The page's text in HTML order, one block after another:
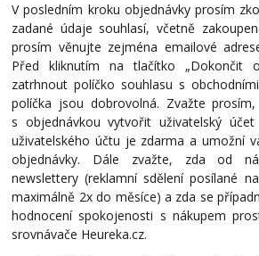
V posledním kroku objednávky prosím
zadané údaje souhlasí, včetně
prosím věnujte zejména emailové
Před kliknutím na tlačítko „Dokončit
zatrhnout políčko souhlasu s
políčka jsou dobrovolná. Zvažte
s objednávkou vytvořit uživatelský účet
uživatelského účtu je zdarma a umožní
objednávky. Dále zvažte, zda od
newslettery (reklamní sdělení posílané
maximálně 2x do měsíce) a zda se
hodnocení spokojenosti s nákupem
srovnávače Heureka.cz.